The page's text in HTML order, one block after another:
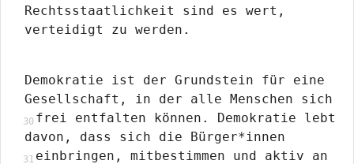
Rechtsstaatlichkeit sind es wert,
verteidigt zu werden.
Demokratie ist der Grundstein für eine
Gesellschaft, in der alle Menschen sich
frei entfalten können. Demokratie lebt
davon, dass sich die Bürger*innen
einbringen, mitbestimmen und aktiv an